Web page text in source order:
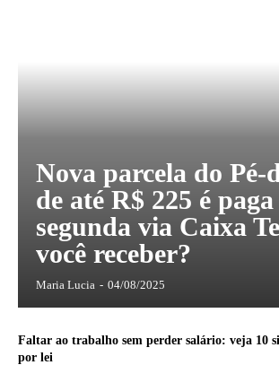
Nova parcela do Pé-
de até R$ 225 é
segunda via Caixa
você receber?
Maria Lucia - 04/08/2025
Faltar ao trabalho sem perder salário: veja 10
por lei